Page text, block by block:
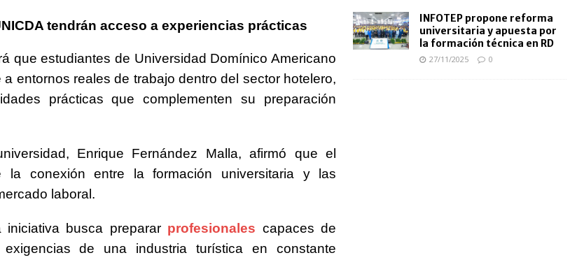
tendrán acceso a experiencias prácticas
que estudiantes de Universidad Domínico Americano
a entornos reales de trabajo dentro del sector hotelero,
prácticas que complementen su preparación
Enrique Fernández Malla, afirmó que el
la conexión entre la formación universitaria y las
laboral.
iniciativa busca preparar profesionales capaces de
de una industria turística en constante
INFOTEP propone reforma
universitaria y apuesta por
la formación técnica en RD
27/11/2025 0